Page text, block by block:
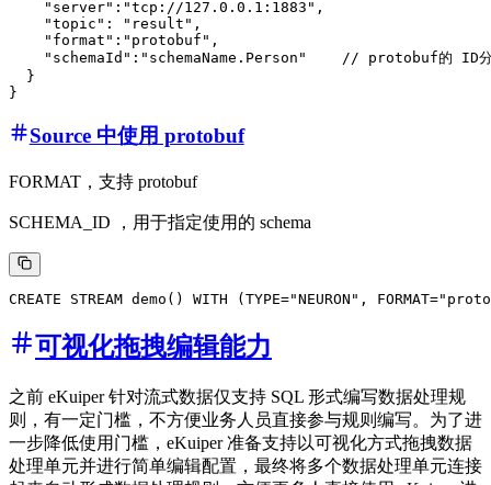
    "server":"tcp://127.0.0.1:1883",
    "topic": "result",
    "format":"protobuf",
"schemaId":"schemaName.Person"    // protobuf的 ID分为
  }
Source 中使用 protobuf
FORMAT，支持 protobuf
SCHEMA_ID ，用于指定使用的 schema
可视化拖拽编辑能力
之前 eKuiper 针对流式数据仅支持 SQL 形式编写数据处理规
则，有一定门槛，不方便业务人员直接参与规则编写。为了进
一步降低使用门槛，eKuiper 准备支持以可视化方式拖拽数据
处理单元并进行简单编辑配置，最终将多个数据处理单元连接